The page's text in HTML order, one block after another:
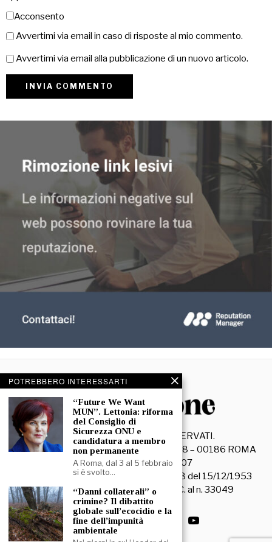
Acconsento
Avvertimi via email in caso di risposte al mio commento.
Avvertimi via email alla pubblicazione di un nuovo articolo.
2026- TUTTI I DIRITTI RISERVATI.
La Discussione S.r.l. – Piazza Capranica, 78 – 00186 ROMA
C.F. e P. IVA 15045971007
Registrazione Tribunale di Roma n. 3628 del 15/12/1953
La società editrice è iscritta al R.O.C. al n. 33049
POTREBBERO INTERESSARTI
“Future We Want
MUN”. Lettonia: riforma
del Consiglio di
Sicurezza ONU e
candidatura a membro
non permanente
A Roma, dal 3 al 5 febbraio
si è svolto…
“Danni collaterali” o
crimine? Il dibattito
globale sull’ecocidio e la
fine dell’impunità
ambientale